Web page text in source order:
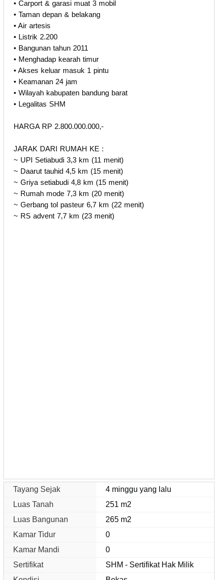
• Carport & garasi muat 3 mobil
• Taman depan & belakang
• Air artesis
• Listrik 2.200
• Bangunan tahun 2011
• Menghadap kearah timur
• Akses keluar masuk 1 pintu
• Keamanan 24 jam
• Wilayah kabupaten bandung barat
• Legalitas SHM
HARGA RP 2.800.000.000,-
JARAK DARI RUMAH KE :
~ UPI Setiabudi 3,3 km (11 menit)
~ Daarut tauhid 4,5 km (15 menit)
~ Griya setiabudi 4,8 km (15 menit)
~ Rumah mode 7,3 km (20 menit)
~ Gerbang tol pasteur 6,7 km (22 menit)
~ RS advent 7,7 km (23 menit)
Tayang Sejak
4 minggu yang lalu
Luas Tanah
251 m2
Luas Bangunan
265 m2
Kamar Tidur
0
Kamar Mandi
0
Sertifikat
SHM - Sertifikat Hak Milik